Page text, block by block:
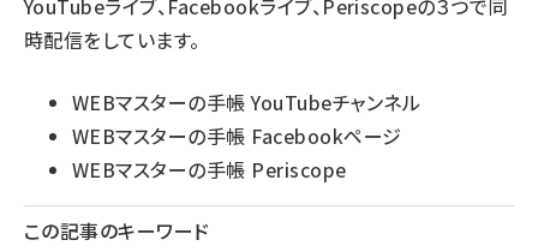
時配信をしています。
WEBマスターの手帳 YouTubeチャンネル
WEBマスターの手帳 Facebookページ
WEBマスターの手帳 Periscope
この記事のキーワード